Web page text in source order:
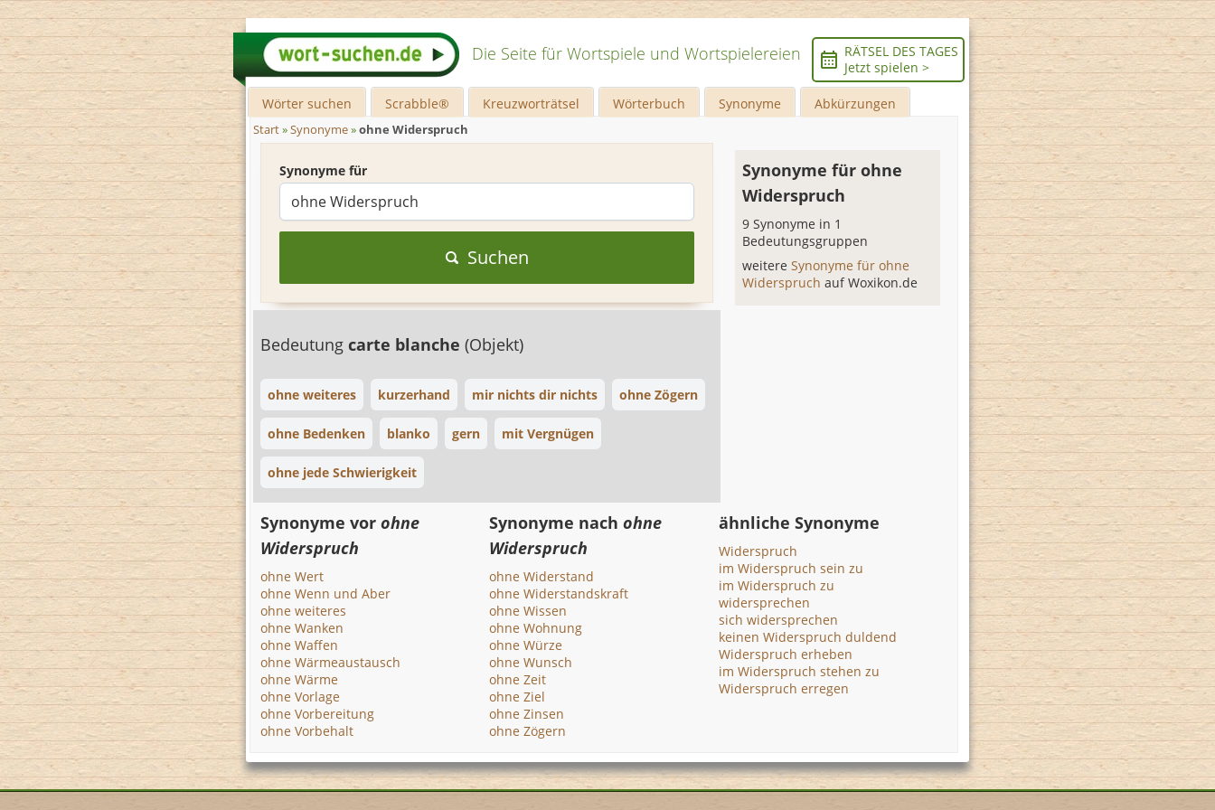
Die Seite für Wortspiele und Wortspielereien
RÄTSEL DES TAGES
Jetzt spielen >
Wörter suchen Scrabble® Kreuzworträtsel Wörterbuch Synonyme Abkürzungen
Start»Synonyme»ohne Widerspruch
Synonyme für
Suchen
Bedeutung carte blanche (Objekt)
ohne weiteres kurzerhand mir nichts dir nichts ohne Zögern
ohne Bedenken blanko gern mit Vergnügen
ohne jede Schwierigkeit
Synonyme für ohne
Widerspruch
9 Synonyme in 1
Bedeutungsgruppen
weitereSynonyme für ohne
Widerspruchauf Woxikon.de
Synonyme vor ohne
Widerspruch
ohne Wert
ohne Wenn und Aber
ohne weiteres
ohne Wanken
ohne Waffen
ohne Wärmeaustausch
ohne Wärme
ohne Vorlage
ohne Vorbereitung
ohne Vorbehalt
Synonyme nachohne
Widerspruch
ohne Widerstand
ohne Widerstandskraft
ohne Wissen
ohne Wohnung
ohne Würze
ohne Wunsch
ohne Zeit
ohne Ziel
ohne Zinsen
ohne Zögern
ähnliche Synonyme
Widerspruch
im Widerspruch sein zu
im Widerspruch zu
widersprechen
sich widersprechen
keinen Widerspruch duldend
Widerspruch erheben
im Widerspruch stehen zu
Widerspruch erregen